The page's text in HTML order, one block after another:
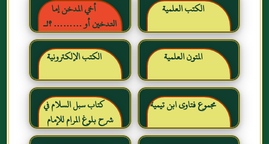
الكتب العلمية
أخي المدخن إما
التدخين أو ……… ؟!ـ
حقائق وأرقام ناطقة ، لكن
لا يسمعها المدخنون حرره
خالد بن عبد الرحمن بن حمد
الشايع
المتون العلمية الكتب الإلكترونية
مجموع فتاوى ابن تيمية
كتاب سبل السلام في
شرح بلوغ المرام للإمام
الصنعاني رحمه الله